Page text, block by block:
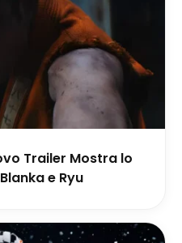
Trailer Mostra lo
e Ryu